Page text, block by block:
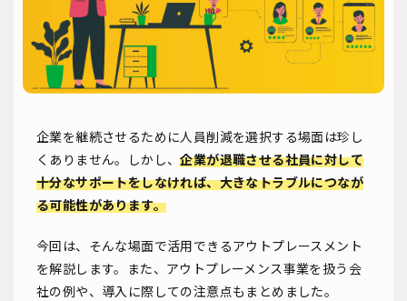
企業を継続させるために人員削減を選択する場面は珍し
くありません。しかし、企業が退職させる社員に対して
十分なサポートをしなければ、大きなトラブルにつなが
る可能性があります。
今回は、そんな場面で活用できるアウトプレースメント
を解説します。また、アウトプレーメンス事業を扱う会
社の例や、導入に際しての注意点もまとめました。